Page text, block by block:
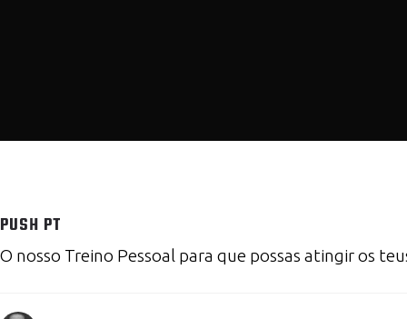
PUSH PT
O nosso Treino Pessoal para que possas atingir os